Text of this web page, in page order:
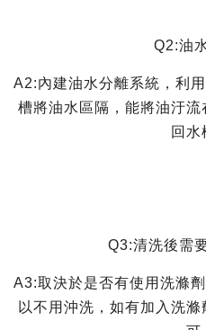
Q2:油
A2:內建油水分離系統，利
槽將油水區隔，能將油汙
回水
Q3:清洗後需
A3:取決於是否有使用洗滌
以不用沖洗，如有加入洗